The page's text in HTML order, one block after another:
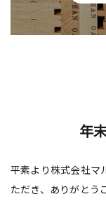
年
平素より株式会社マ
ただき、ありがとう